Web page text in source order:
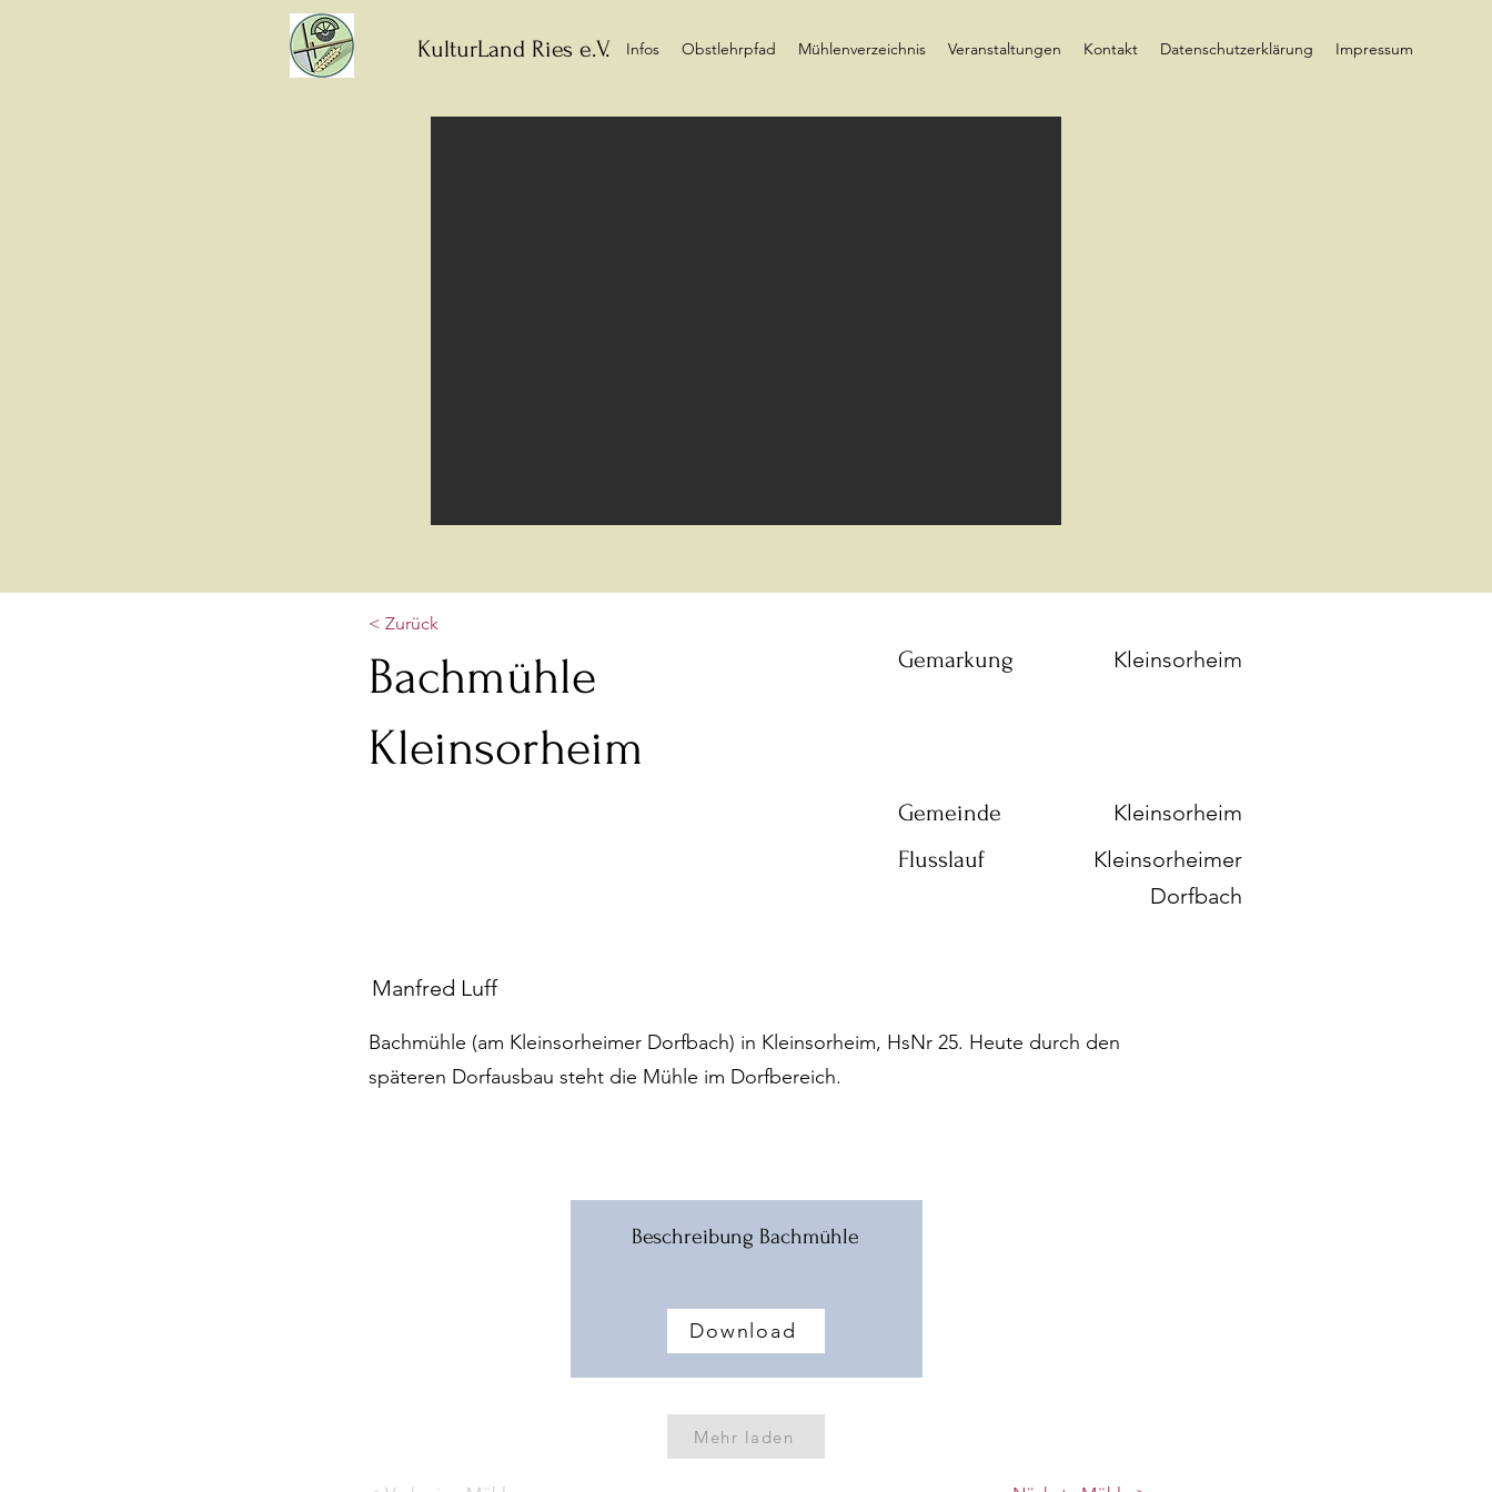
Infos Obstlehrpfad Mühlenverzeichnis Veranstaltungen Kontakt Datenschutzerklärung Impressum
KulturLand Ries e.V.
Bachmühle
Kleinsorheim
< Zurück
Gemarkung Kleinsorheim
Gemeinde
Kleinsorheim
Flusslauf
Kleinsorheimer
Dorfbach
Manfred Luff
Bachmühle (am Kleinsorheimer Dorfbach) in Kleinsorheim, HsNr 25. Heute durch den
späteren Dorfausbau steht die Mühle im Dorfbereich.
Beschreibung Bachmühle
Download
Mehr laden